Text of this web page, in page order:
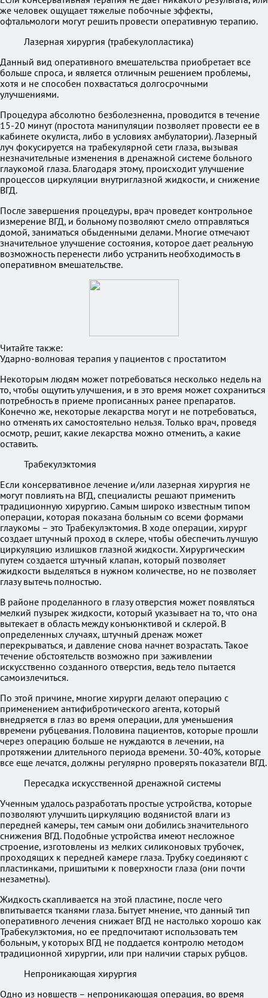
же человек ощущает тяжелые побочные эффекты,
офтальмологи могут решить провести оперативную терапию.
Лазерная хирургия (трабекулопластика)
Данный вид оперативного вмешательства приобретает все
больше спроса, и является отличным решением проблемы,
хотя и не способен похвастаться долгосрочными
улучшениями.
Процедура абсолютно безболезненна, проводится в течение
15-20 минут (простота манипуляции позволяет провести ее в
кабинете окулиста, либо в условиях амбулатории). Лазерный
луч фокусируется на трабекулярной сети глаза, вызывая
незначительные изменения в дренажной системе больного
глаукомой глаза. Благодаря этому, происходит улучшение
процессов циркуляции внутриглазной жидкости, и снижение
ВГД.
После завершения процедуры, врач проведет контрольное
измерение ВГД, и больному позволяют смело отправляться
домой, заниматься обыденными делами. Многие отмечают
значительное улучшение состояния, которое дает реальную
возможность перенести либо устранить необходимость в
оперативном вмешательстве.
Читайте также:
Ударно-волновая терапия у пациентов с простатитом
Некоторым людям может потребоваться несколько недель на
то, чтобы ощутить улучшения, и в это время может сохраниться
потребность в приеме прописанных ранее препаратов.
Конечно же, некоторые лекарства могут и не потребоваться,
но отменять их самостоятельно нельзя. Только врач, проведя
осмотр, решит, какие лекарства можно отменить, а какие
оставить.
Трабекулэктомия
Если консервативное лечение и/или лазерная хирургия не
могут повлиять на ВГД, специалисты решают применить
традиционную хирургию. Самым широко известным типом
операции, которая показана больным со всеми формами
глаукомы – это Трабекулэктомия. В ходе операции, хирург
создает штучный проход в склере, чтобы обеспечить лучшую
циркуляцию излишков глазной жидкости. Хирургическим
путем создается штучный клапан, который позволяет
жидкости выделяться в нужном количестве, но не позволяет
глазу вытечь полностью.
В районе проделанного в глазу отверстия может появляться
мелкий пузырек жидкости, который указывает на то, что она
вытекает в область между конъюнктивой и склерой. В
определенных случаях, штучный дренаж может
перекрываться, и давление снова начнет возрастать. Такое
течение обстоятельств возможно при заживлении
искусственно созданного отверстия, ведь тело пытается
самоизлечиться.
По этой причине, многие хирурги делают операцию с
применением антифибротического агента, который
внедряется в глаз во время операции, для уменьшения
времени рубцевания. Половина пациентов, которые прошли
через операцию больше не нуждаются в лечении, на
протяжении длительного периода времени. 30-40%, которые
все еще лечатся, должны регулярно проверять показатели ВГД.
Пересадка искусственной дренажной системы
Ученным удалось разработать простые устройства, которые
позволяют улучшить циркуляцию водянистой влаги из
передней камеры, тем самым они добились значительного
снижения ВГД. Подобные устройства имеют несложное
строение, изготовлены из мелких силиконовых трубочек,
проходящих к передней камере глаза. Трубку соединяют с
пластинками, пришитыми к поверхности глаза (они почти
незаметны).
Жидкость скапливается на этой пластине, после чего
впитывается тканями глаза. Бытует мнение, что данный тип
оперативного лечения снижает ВГД не настолько хорошо как
Трабекулэктомия, но ее предпочитают использовать тем
больным, у которых ВГД не поддается контролю методом
традиционной хирургии, или при наличии старых рубцов.
Непроникающая хирургия
Одно из новшеств – непроникающая операция, во время